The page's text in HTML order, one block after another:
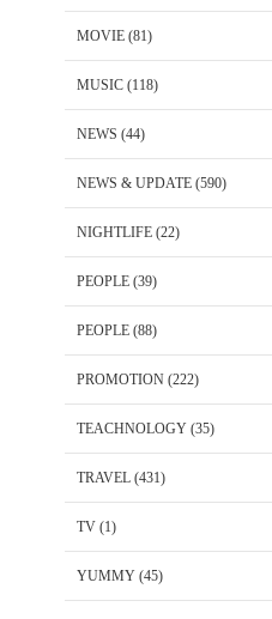
MOVIE (81)
MUSIC (118)
NEWS (44)
NEWS & UPDATE (590)
NIGHTLIFE (22)
PEOPLE (39)
PEOPLE (88)
PROMOTION (222)
TEACHNOLOGY (35)
TRAVEL (431)
TV (1)
YUMMY (45)